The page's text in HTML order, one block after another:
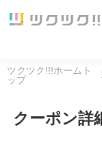
ツクツク!!!ホームト
ップ
クーポン詳